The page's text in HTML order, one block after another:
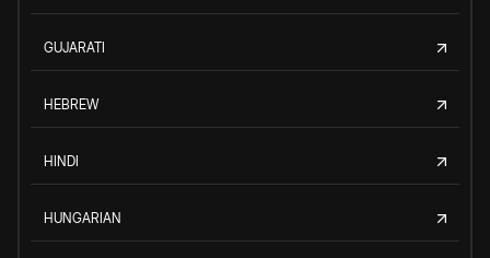
GUJARATI
HEBREW
HINDI
HUNGARIAN